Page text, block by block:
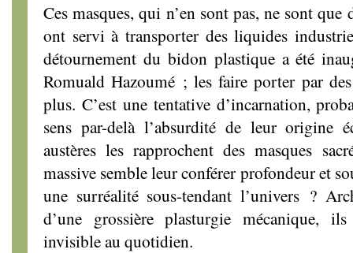
Ces masques, qui n’en sont pas, ne sont
ont servi à transporter des liquides
détournement du bidon plastique a été
Romuald Hazoumé ; les faire porter par
plus. C’est une tentative d’incarnation,
sens par-delà l’absurdité de leur origine
austères les rapprochent des masques
massive semble leur conférer profondeur et
une surréalité sous-tendant l’univers ?
d’une grossière plasturgie mécanique,
invisible au quotidien.